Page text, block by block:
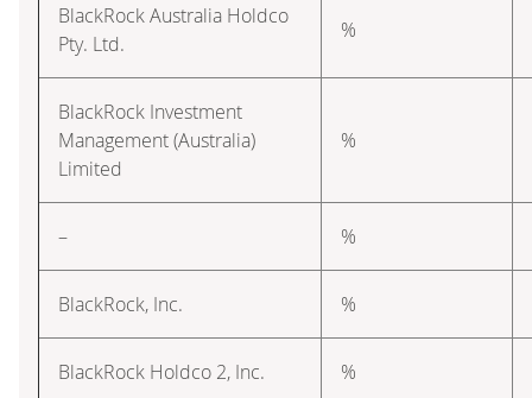
BlackRock Australia Holdco
Pty. Ltd.
%
BlackRock Investment
Management (Australia)
Limited
%
– %
BlackRock, Inc. %
BlackRock Holdco 2, Inc. %